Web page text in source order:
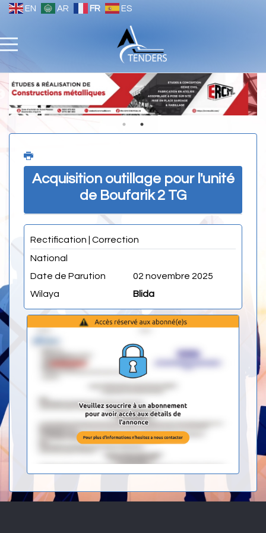
EN AR FR ES
Acquisition outillage pour l'unité
de Boufarik 2 TG
Rectification | Correction
National
Date de Parution
02 novembre 2025
Wilaya
Blida